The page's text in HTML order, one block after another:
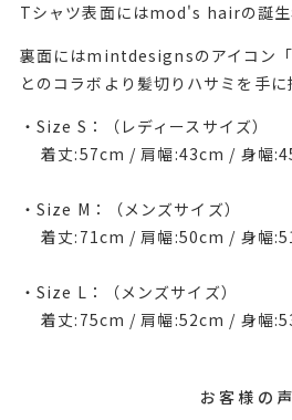
Tシャツ表面にはmod's hairの誕
裏面にはmintdesignsのアイコン
とのコラボより髪切りハサミを手
・Size S：（レディースサイズ）
着丈:57cm / 肩幅:43cm / 身幅
・Size M：（メンズサイズ）
着丈:71cm / 肩幅:50cm / 身幅
・Size L：（メンズサイズ）
着丈:75cm / 肩幅:52cm / 身幅
お客様の声